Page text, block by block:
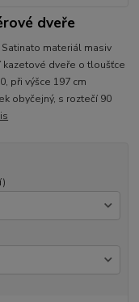
dveře
materiál masiv
kazetové dveře o tloušťce
při výšce 197 cm
obyčejný, s roztečí 90